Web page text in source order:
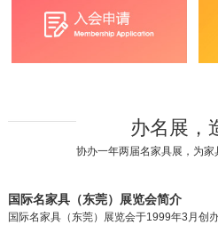
办名展，
协办一年两届名家具展，为
国际名家具（东莞）展览会简介
国际名家具（东莞）展览会于1999年3月创